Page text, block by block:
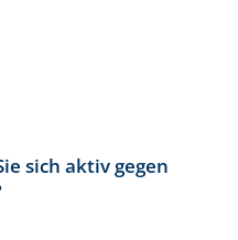
sich aktiv gegen